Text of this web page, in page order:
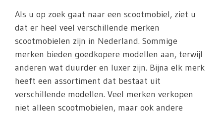
Als u op zoek gaat naar een scootmobiel, ziet u
dat er heel veel verschillende merken
scootmobielen zijn in Nederland. Sommige
merken bieden goedkopere modellen aan, terwijl
anderen wat duurder en luxer zijn. Bijna elk merk
heeft een assortiment dat bestaat uit
verschillende modellen. Veel merken verkopen
niet alleen scootmobielen, maar ook andere